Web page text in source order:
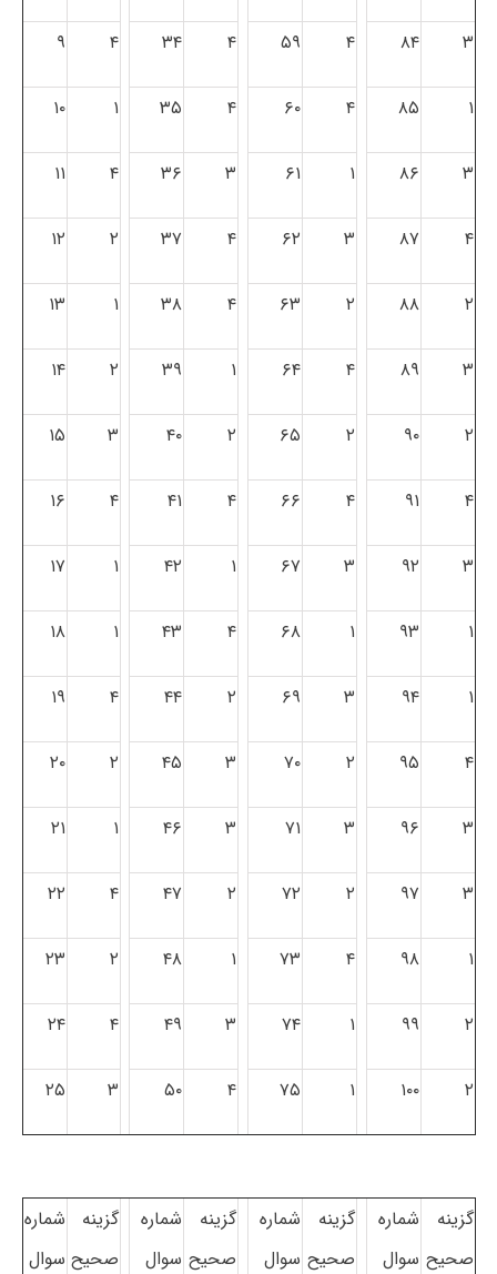
۳ ۸۴ ۴ ۵۹ ۴ ۳۴ ۴ ۹
۱ ۸۵ ۴ ۶۰ ۴ ۳۵ ۱ ۱۰
۳ ۸۶ ۱ ۶۱ ۳ ۳۶ ۴ ۱۱
۴ ۸۷ ۳ ۶۲ ۴ ۳۷ ۲ ۱۲
۲ ۸۸ ۲ ۶۳ ۴ ۳۸ ۱ ۱۳
۳ ۸۹ ۴ ۶۴ ۱ ۳۹ ۲ ۱۴
۲ ۹۰ ۲ ۶۵ ۲ ۴۰ ۳ ۱۵
۴ ۹۱ ۴ ۶۶ ۴ ۴۱ ۴ ۱۶
۳ ۹۲ ۳ ۶۷ ۱ ۴۲ ۱ ۱۷
۱ ۹۳ ۱ ۶۸ ۴ ۴۳ ۱ ۱۸
۱ ۹۴ ۳ ۶۹ ۲ ۴۴ ۴ ۱۹
۴ ۹۵ ۲ ۷۰ ۳ ۴۵ ۲ ۲۰
۳ ۹۶ ۳ ۷۱ ۳ ۴۶ ۱ ۲۱
۳ ۹۷ ۲ ۷۲ ۲ ۴۷ ۴ ۲۲
۱ ۹۸ ۴ ۷۳ ۱ ۴۸ ۲ ۲۳
۲ ۹۹ ۱ ۷۴ ۳ ۴۹ ۴ ۲۴
۲ ۱۰۰ ۱ ۷۵ ۴ ۵۰ ۳ ۲۵
گزینه
صحیح
شماره
سوال
گزینه
صحیح
شماره
سوال
گزینه
صحیح
شماره
سوال
گزینه
صحیح
شماره
سوال